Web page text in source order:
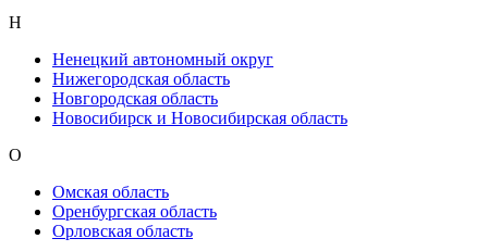
Н
Ненецкий автономный округ
Нижегородская область
Новгородская область
Новосибирск и Новосибирская область
О
Омская область
Оренбургская область
Орловская область